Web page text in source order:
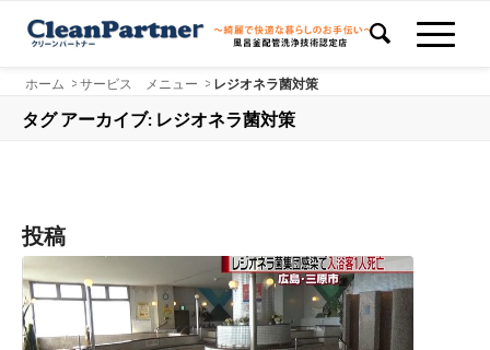
ホーム >サービス メニュー > レジオネラ菌対策
タグ アーカイブ: レジオネラ菌対策
投稿